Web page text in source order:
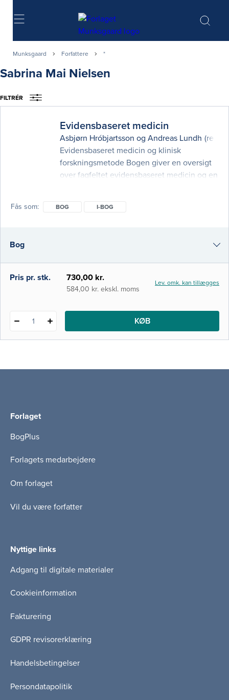
Søg
Munksgaard Forfattere *
Sabrina Mai Nielsen
FILTRÉR
Evidensbaseret medicin
Asbjørn Hróbjartsson og Andreas Lundh (red.)
Evidensbaseret medicin og klinisk
forskningsmetode Bogen giver en oversigt
over fagfeltet evidensbaseret medicin og en
har fokus på hvordan man kan identificere,
Fås som BOG I-BOG
Bog
i-bog
Pris pr. stk. 730,00 kr.
584,00 kr. ekskl. moms
Lev. omk. kan tillægges
1 KØB
Forlaget
BogPlus
Forlagets medarbejdere
Om forlaget
Vil du være forfatter
Nyttige links
Adgang til digitale materialer
Cookieinformation
Fakturering
GDPR revisorerklæring
Handelsbetingelser
Persondatapolitik